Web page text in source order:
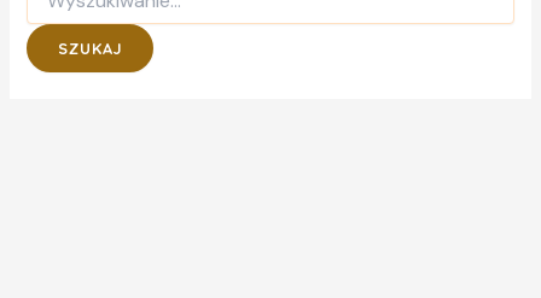
dla: